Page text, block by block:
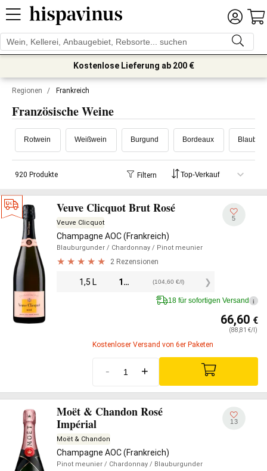
Kostenlose Lieferung ab 200 €
Regionen / Frankreich
Französische Weine
Rotwein Weißwein Burgund Bordeaux
920 Produkte Filtern
Veuve Clicquot Brut Rosé
Veuve Clicquot
Champagne AOC (Frankreich)
Blauburgunder / Chardonnay / Pinot meunier
2 Rezensionen
1,5 L 156,90 (104,60 €/l)
5
18 für sofortigen Versand i
66,60 €
(88,81 €/l)
Kostenloser Versand von 6er Paketen
- +
Moët & Chandon Rosé
Impérial
Moët & Chandon
Champagne AOC (Frankreich)
Pinot meunier / Chardonnay / Blauburgunder
13